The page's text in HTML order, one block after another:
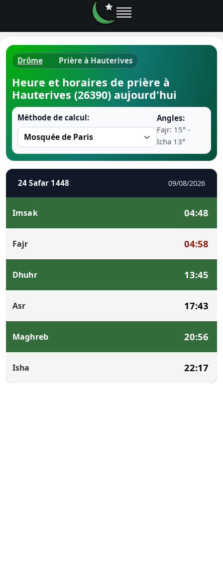
Ramadan
Comment
Drôme Prière à Hauterives
Heure et horaires de prière à
Hauterives (26390) aujourd'hui
Méthode de calcul:
Angles:
Fajr: 15° -
Icha 13°
24 Safar 1448 09/08/2026
Imsak 04:48
Fajr 04:58
Dhuhr 13:45
Asr 17:43
Maghreb 20:56
Isha 22:17